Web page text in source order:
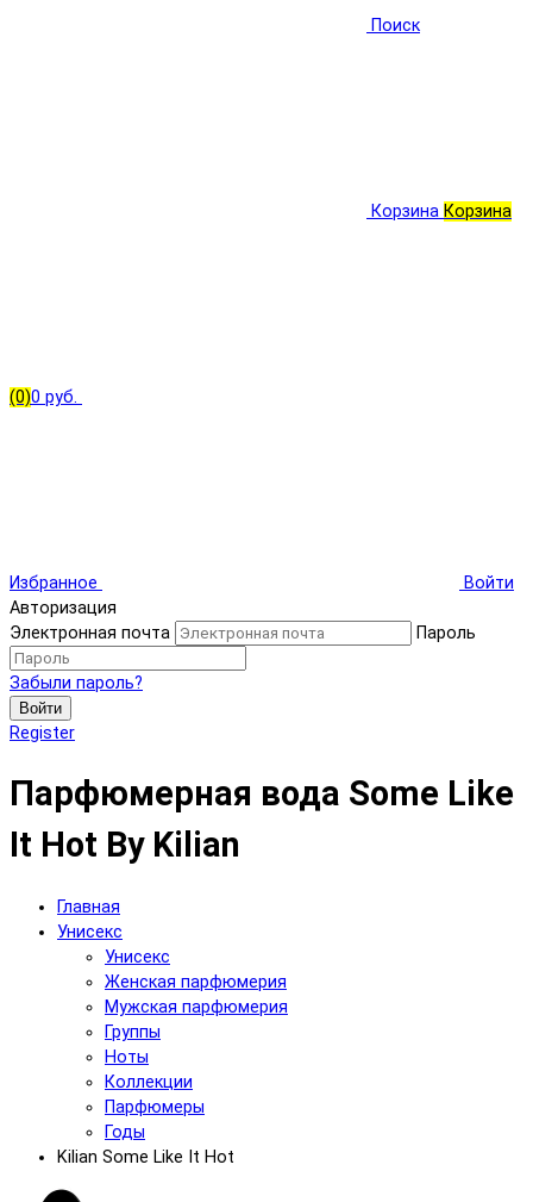
Поиск
Корзина Корзина
(0)0 руб.
Избранное
Войти
Авторизация
Электронная почта
Пароль
Забыли пароль?
Войти
Register
Парфюмерная вода Some Like
It Hot By Kilian
Главная
Унисекс
Унисекс
Женская парфюмерия
Мужская парфюмерия
Группы
Ноты
Коллекции
Парфюмеры
Годы
Kilian Some Like It Hot